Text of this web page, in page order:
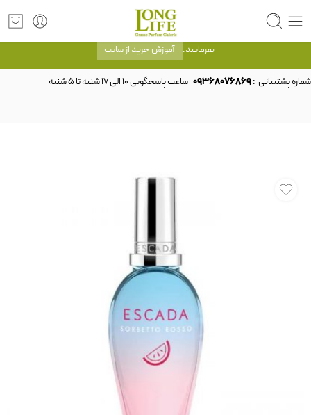
توجه! برند لانگ لایف رایحه های معروف را با شیشه و بسته بندی خود شرکت لانگ لایف
عرضه می کند.که با انتخاب حجم هر ادکلنی می توانید شیشه و بسته بندی را ملاحظه
بفرمایید. آموزش خرید از سایت
شماره پشتیبانی :09368076869